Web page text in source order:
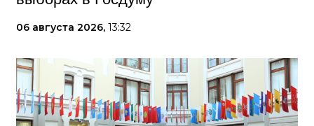
06 августа 2026, 13:32